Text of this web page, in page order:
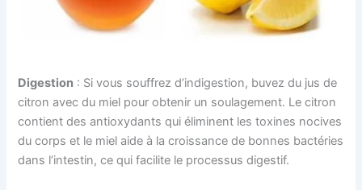
Digestion : Si vous souffrez d’indigestion, buvez du jus de
citron avec du miel pour obtenir un soulagement. Le citron
contient des antioxydants qui éliminent les toxines nocives
du corps et le miel aide à la croissance de bonnes bactéries
dans l’intestin, ce qui facilite le processus digestif.